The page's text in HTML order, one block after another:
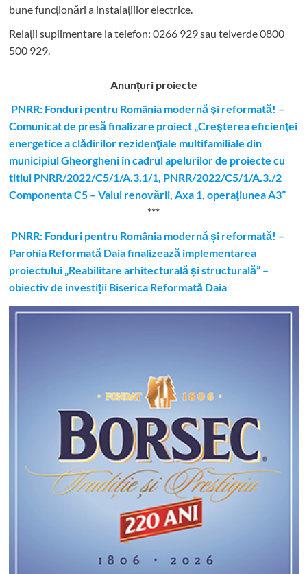
bune funcționări a instalațiilor electrice.
Relații suplimentare la telefon: 0266 929 sau telverde 0800
500 929.
Anunțuri proiecte
PNRR: Fonduri pentru România modernă şi reformată! –
Comunicat de presă finalizare proiect „Creşterea eficienţei
energetice a clădirilor rezidenţiale multifamiliale din
municipiul Gheorgheni în cadrul apelurilor de proiecte cu
titlul PNRR/2022/C5/1/A.3.1/1, PNRR/2022/C5/1/A.3./2
Componenta C5 – Valul renovării, Axa 1, operaţiunea A3”
***
PNRR: Fonduri pentru România modernă și reformată! –
Parohia Reformată Daia finalizează implementarea
proiectului „Reabilitare arhitecturală și structurală” –
obiectiv de investiții Biserica Reformată Daia